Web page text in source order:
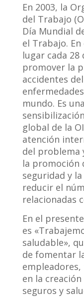
En 2003, la
del Trabajo
Día Mundial
el Trabajo.
lugar cada
promover la
accidentes
mundo. Es
global de la
atención
del problema
la promoción
seguridad y
reducir el
relacionadas
En el
es
saludable»,
de fomentar
en la
seguros y